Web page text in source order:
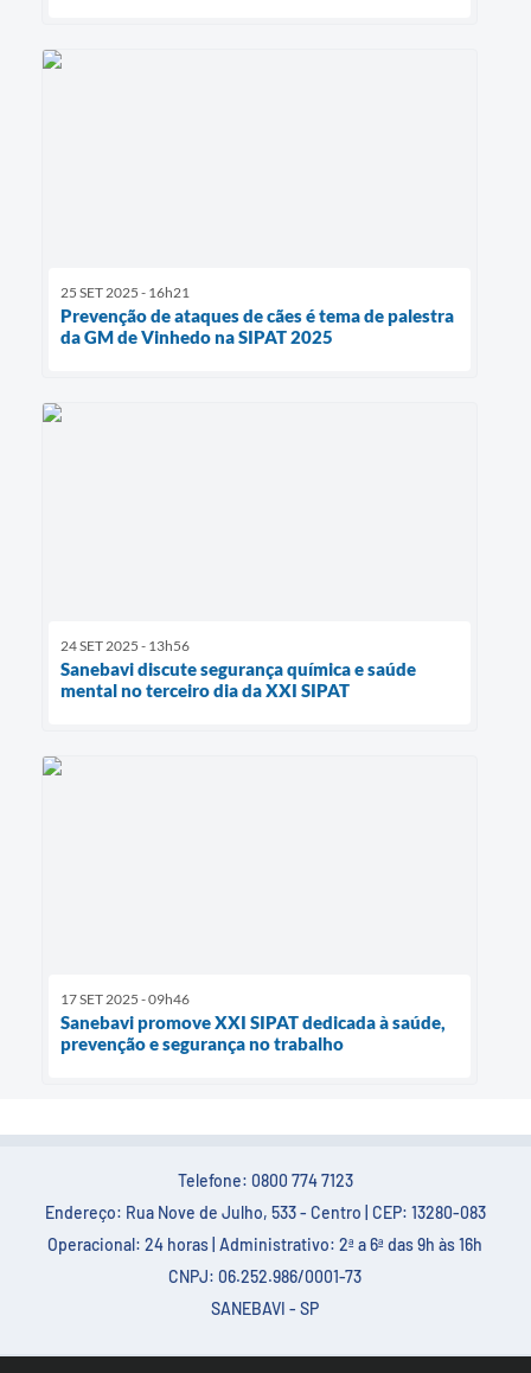
25 SET 2025 - 16h21
Prevenção de ataques de cães é tema de palestra
da GM de Vinhedo na SIPAT 2025
24 SET 2025 - 13h56
Sanebavi discute segurança química e saúde
mental no terceiro dia da XXI SIPAT
17 SET 2025 - 09h46
Sanebavi promove XXI SIPAT dedicada à saúde,
prevenção e segurança no trabalho
Telefone: 0800 774 7123
Endereço: Rua Nove de Julho, 533 - Centro | CEP: 13280-083
Operacional: 24 horas | Administrativo: 2ª a 6ª das 9h às 16h
CNPJ: 06.252.986/0001-73
SANEBAVI - SP